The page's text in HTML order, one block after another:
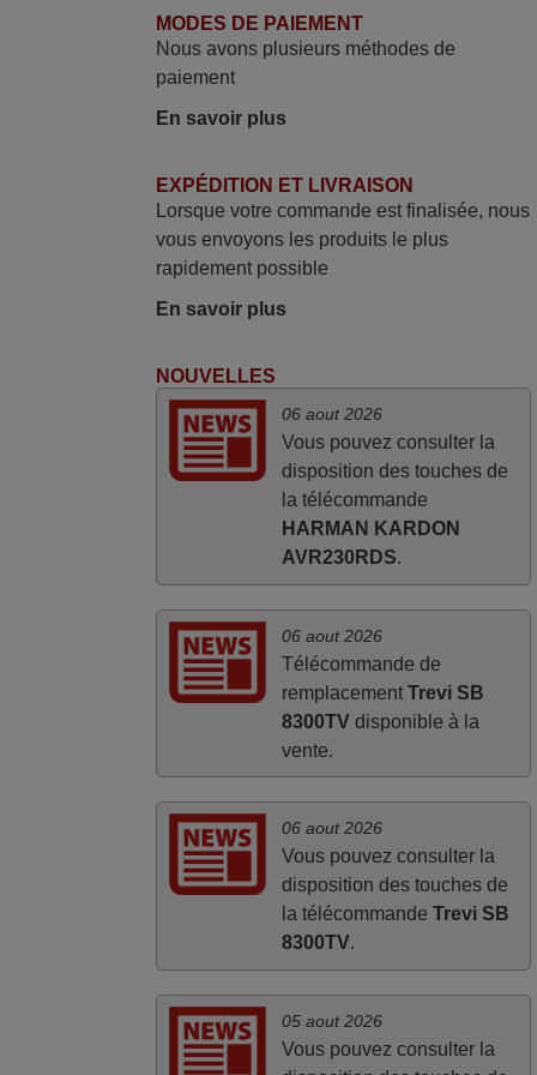
et attend la réception Encore merci
Jacqueline,
Je suis très content de cet achat. Cette
télécommande est d'une efficacité
étonnante. Alors que la télécommande
d'origine ne fonctionnait plus
(probablement le LED à changer), et que
donner une seconde vie à mes deux
Panasonic haut de gamme des années
90
Alain,
MODES DE PAIEMENT
Nous avons plusieurs méthodes de
paiement
En savoir plus
EXPÉDITION ET LIVRAISON
Lorsque votre commande est finalisée, nous
vous envoyons les produits le plus
rapidement possible
En savoir plus
NOUVELLES
06 aout 2026
Vous pouvez consulter la
disposition des touches de
la télécommande
HARMAN KARDON
AVR230RDS.
06 aout 2026
Télécommande de
remplacement Trevi SB
8300TVdisponible à la
vente.
06 aout 2026
Vous pouvez consulter la
disposition des touches de
la télécommande Trevi SB
8300TV.
05 aout 2026
Vous pouvez consulter la